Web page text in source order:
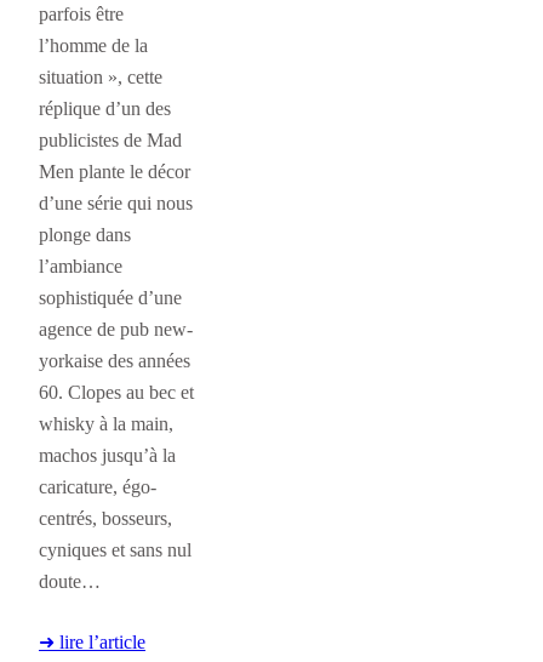
parfois être
l’homme de la
situation », cette
réplique d’un des
publicistes de Mad
Men plante le décor
d’une série qui nous
plonge dans
l’ambiance
sophistiquée d’une
agence de pub new-
yorkaise des années
60. Clopes au bec et
whisky à la main,
machos jusqu’à la
caricature, égo-
centrés, bosseurs,
cyniques et sans nul
doute…
➜ lire l’article